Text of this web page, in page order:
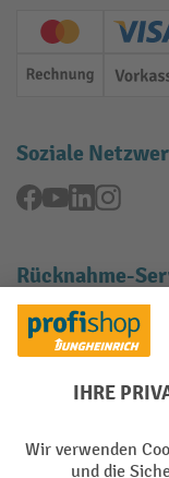
Creditcard
Rechnung
Soziale
Facebook
YouTubeLinkedIn
Rücknahme-
Elektrogeräte
Batterie